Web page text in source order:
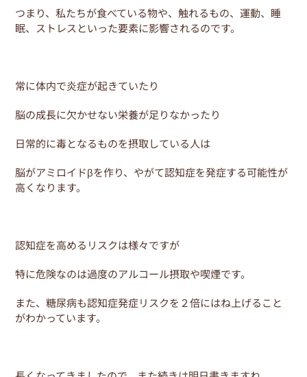
つまり、私たちが食べている物や、触れるもの、運動、睡
眠、ストレスといった要素に影響されるのです。
常に体内で炎症が起きていたり
脳の成長に欠かせない栄養が足りなかったり
日常的に毒となるものを摂取している人は
脳がアミロイドβを作り、やがて認知症を発症する可能性が
高くなります。
認知症を高めるリスクは様々ですが
特に危険なのは過度のアルコール摂取や喫煙です。
また、糖尿病も認知症発症リスクを２倍にはね上げること
がわかっています。